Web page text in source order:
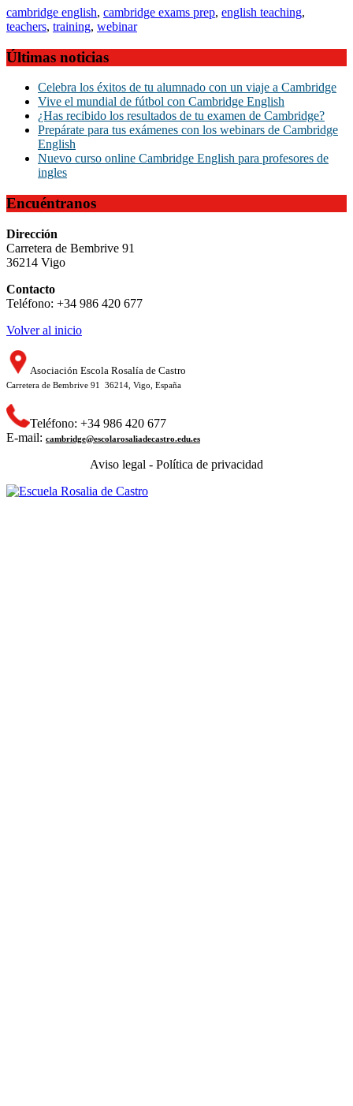
cambridge english, cambridge exams prep, english teaching,
teachers, training, webinar
Últimas noticias
Celebra los éxitos de tu alumnado con un viaje a Cambridge
Vive el mundial de fútbol con Cambridge English
¿Has recibido los resultados de tu examen de Cambridge?
Prepárate para tus exámenes con los webinars de Cambridge
English
Nuevo curso online Cambridge English para profesores de
ingles
Encuéntranos
Dirección
Carretera de Bembrive 91
36214 Vigo
Contacto
Teléfono: +34 986 420 677
Volver al inicio
Asociación Escola Rosalía de Castro
Carretera de Bembrive 91 36214, Vigo, España
Teléfono: +34 986 420 677
E-mail: cambridge@escolarosaliadecastro.edu.es
Aviso legal - Política de privacidad